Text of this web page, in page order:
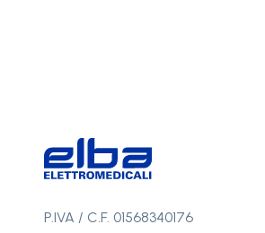
P.IVA / C.F. 01568340176